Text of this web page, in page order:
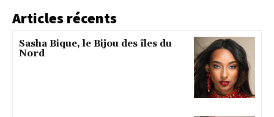
Articles récents
Sasha Bique, le Bijou des îles du
Nord